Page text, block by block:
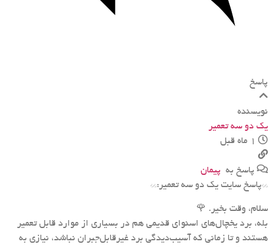
پاسخ
نویسنده
یک دو سه تعمیر
پاسخ به پیمان
**پاسخ سایت یک دو سه تعمیر:**
سلام، وقت بخیر. 🌹
بله، برد یخچال‌های اسنوای قدیمی هم در بسیاری از موارد قابل تعمیر
هستند و تا زمانی که آسیب‌دیدگی برد غیرقابل‌جبران نباشد، نیازی به